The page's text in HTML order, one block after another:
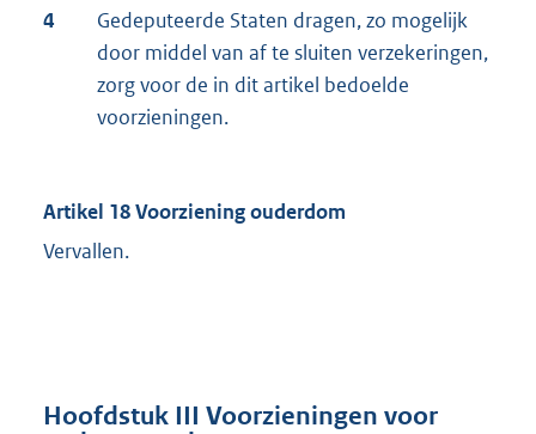
4
Gedeputeerde Staten dragen, zo mogelijk
door middel van af te sluiten verzekeringen,
zorg voor de in dit artikel bedoelde
voorzieningen.
Artikel 18 Voorziening ouderdom
Vervallen.
Hoofdstuk III Voorzieningen voor